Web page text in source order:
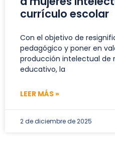
currículo escolar
Con el objetivo de
pedagógico y poner en
producción intelectual de
educativo, la
LEER MÁS »
2 de diciembre de 2025